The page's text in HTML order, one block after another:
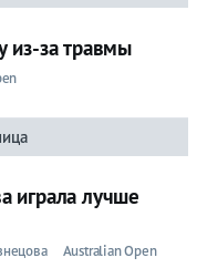
из-за травмы
играла лучше
Australian Open